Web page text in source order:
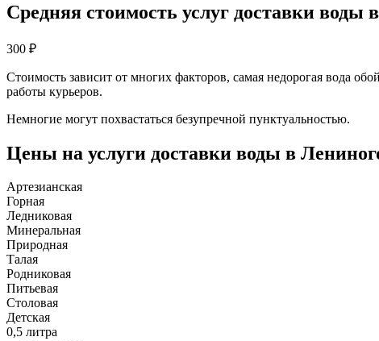
Средняя стоимость услуг доставки воды
300 ₽
Стоимость зависит от многих факторов, самая недорогая вода
работы курьеров.
Немногие могут похвастаться безупречной пунктуальностью.
Цены на услуги доставки воды в
Артезианская
Горная
Ледниковая
Минеральная
Природная
Талая
Родниковая
Питьевая
Столовая
Детская
0,5 литра